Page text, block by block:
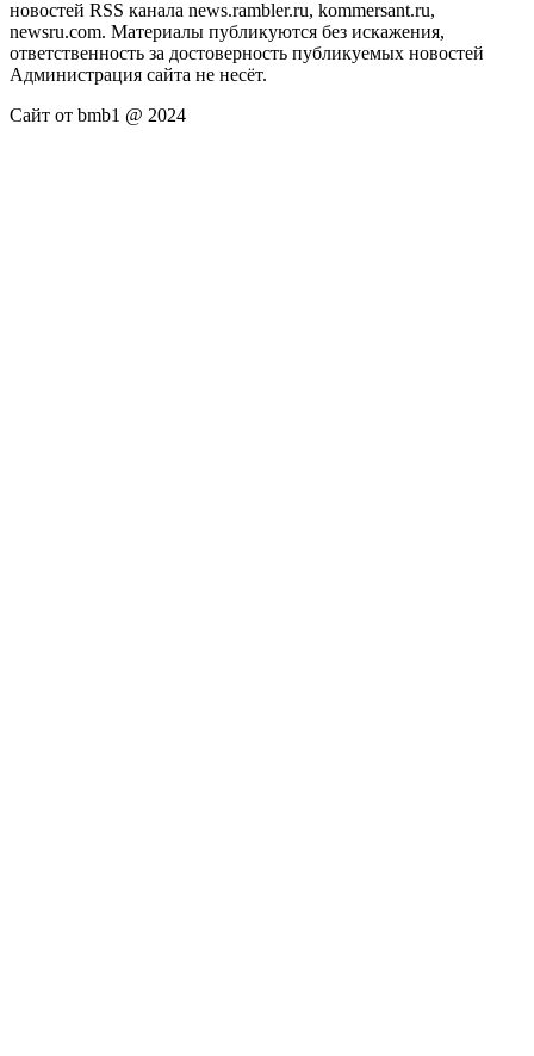
новостей RSS канала news.rambler.ru, kommersant.ru,
newsru.com. Материалы публикуются без искажения,
ответственность за достоверность публикуемых новостей
Администрация сайта не несёт.
Сайт от bmb1 @ 2024